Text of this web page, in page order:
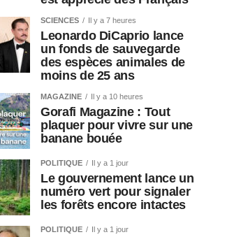
SCIENCES Il y a 7 heures
Leonardo DiCaprio lance
un fonds de sauvegarde
des espèces animales de
moins de 25 ans
MAGAZINE Il y a 10 heures
Gorafi Magazine : Tout
plaquer pour vivre sur une
banane bouée
POLITIQUE Il y a 1 jour
Le gouvernement lance un
numéro vert pour signaler
les forêts encore intactes
POLITIQUE Il y a 1 jour